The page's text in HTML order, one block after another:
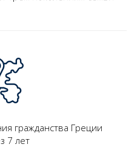
гражданства Греции
7 лет